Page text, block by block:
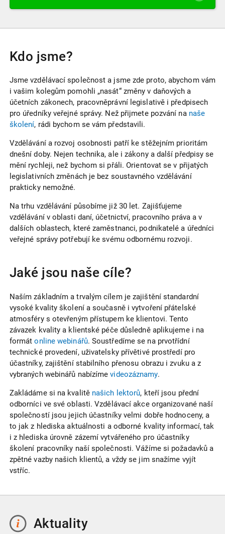
Kdo jsme?
Jsme vzdělávací společnost a jsme zde proto, abychom vám
i vašim kolegům pomohli „nasát“ změny v daňových a
účetních zákonech, pracovněprávní legislativě i předpisech
pro úředníky veřejné správy. Než přijmete pozvání na naše
školení, rádi bychom se vám představili.
Vzdělávání a rozvoj osobnosti patří ke stěžejním prioritám
dnešní doby. Nejen technika, ale i zákony a další předpisy se
mění rychleji, než bychom si přáli. Orientovat se v přijatých
legislativních změnách je bez soustavného vzdělávání
prakticky nemožné.
Na trhu vzdělávání působíme již 30 let. Zajišťujeme
vzdělávání v oblasti daní, účetnictví, pracovního práva a v
dalších oblastech, které zaměstnanci, podnikatelé a úředníci
veřejné správy potřebují ke svému odbornému rozvoji.
Jaké jsou naše cíle?
Naším základním a trvalým cílem je zajištění standardní
vysoké kvality školení a současně i vytvoření přátelské
atmosféry s otevřeným přístupem ke klientovi. Tento
závazek kvality a klientské péče důsledně aplikujeme i na
formátonline webinářů. Soustředíme se na prvotřídní
technické provedení, uživatelsky přívětivé prostředí pro
účastníky, zajištění stabilního přenosu obrazu i zvuku a z
vybraných webinářů nabízímevideozáznamy.
Zakládáme si na kvalitě našich lektorů, kteří jsou přední
odborníci ve své oblasti. Vzdělávací akce organizované naší
společností jsou jejich účastníky velmi dobře hodnoceny, a
to jak z hlediska aktuálnosti a odborné kvality informací, tak
i z hlediska úrovně zázemí vytvářeného pro účastníky
školení pracovníky naší společnosti. Vážíme si požadavků a
zpětné vazby našich klientů, a vždy se jim snažíme vyjít
vstříc.
Aktuality